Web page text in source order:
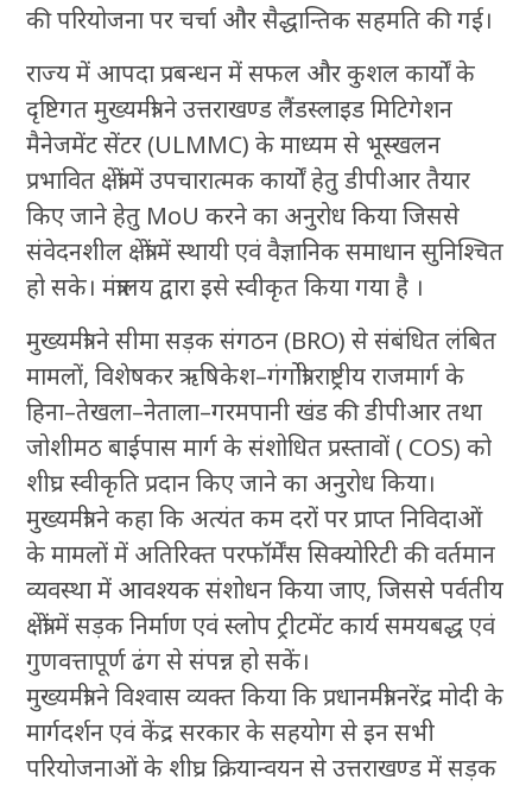
की परियोजना पर चर्चा और सैद्धान्तिक सहमति की गई।
राज्य में आपदा प्रबन्धन में सफल और कुशल कार्यों के
दृष्टिगत मुख्यमंत्री ने उत्तराखण्ड लैंडस्लाइड मिटिगेशन
मैनेजमेंट सेंटर (ULMMC) के माध्यम से भूस्खलन
प्रभावित क्षेत्रों में उपचारात्मक कार्यों हेतु डीपीआर तैयार
किए जाने हेतु MoU करने का अनुरोध किया जिससे
संवेदनशील क्षेत्रों में स्थायी एवं वैज्ञानिक समाधान सुनिश्चित
हो सके। मंत्रालय द्वारा इसे स्वीकृत किया गया है ।
मुख्यमंत्री ने सीमा सड़क संगठन (BRO) से संबंधित लंबित
मामलों, विशेषकर ऋषिकेश–गंगोत्री राष्ट्रीय राजमार्ग के
हिना–तेखला–नेताला–गरमपानी खंड की डीपीआर तथा
जोशीमठ बाईपास मार्ग के संशोधित प्रस्तावों ( COS) को
शीघ्र स्वीकृति प्रदान किए जाने का अनुरोध किया।
मुख्यमंत्री ने कहा कि अत्यंत कम दरों पर प्राप्त निविदाओं
के मामलों में अतिरिक्त परफॉर्मेंस सिक्योरिटी की वर्तमान
व्यवस्था में आवश्यक संशोधन किया जाए, जिससे पर्वतीय
क्षेत्रों में सड़क निर्माण एवं स्लोप ट्रीटमेंट कार्य समयबद्ध एवं
गुणवत्तापूर्ण ढंग से संपन्न हो सकें।
मुख्यमंत्री ने विश्वास व्यक्त किया कि प्रधानमंत्री नरेंद्र मोदी के
मार्गदर्शन एवं केंद्र सरकार के सहयोग से इन सभी
परियोजनाओं के शीघ्र क्रियान्वयन से उत्तराखण्ड में सड़क